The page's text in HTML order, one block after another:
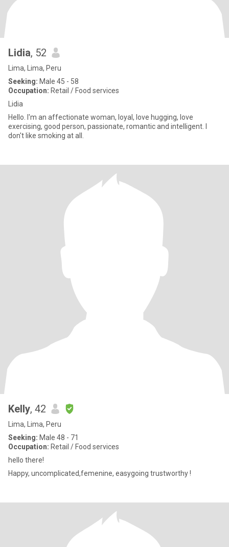
Lidia, 52
Lima, Lima, Peru
Seeking: Male 45 - 58
Occupation: Retail / Food services
Lidia
Hello. I'm an affectionate woman, loyal, love hugging, love
exercising, good person, passionate, romantic and intelligent. I
don't like smoking at all.
Kelly, 42
Lima, Lima, Peru
Seeking: Male 48 - 71
Occupation: Retail / Food services
hello there!
Happy, uncomplicated,femenine, easygoing trustworthy !